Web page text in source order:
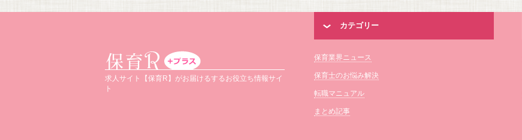
カテゴリー
保育業界ニュース
保育士のお悩み解決
転職マニュアル
まとめ記事
求人サイト【保育R】がお届けるするお役立ち情報サイ
ト